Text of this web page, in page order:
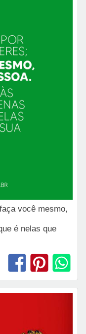
você mesmo,
é nelas que